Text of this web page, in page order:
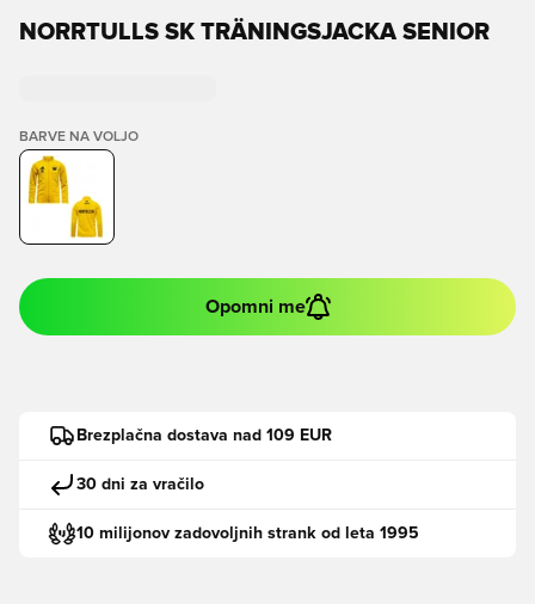
NORRTULLS SK TRÄNINGSJACKA SENIOR
BARVE NA VOLJO
Opomni me
Brezplačna dostava nad 109 EUR
30 dni za vračilo
10 milijonov zadovoljnih strank od leta 1995